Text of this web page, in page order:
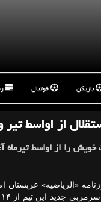
بازیکن فوتبال
از اواسط
خویش را از اواسط تیرماه
«الریاضیه» عربستان